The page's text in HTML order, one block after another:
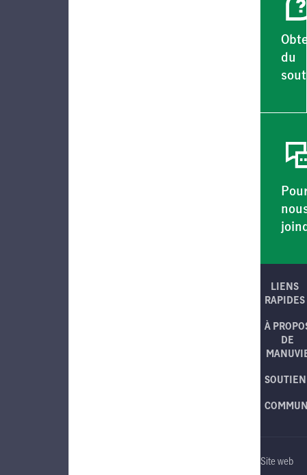
du
LIENS
RAPIDES
À
DE
SOUTIEN
Site web